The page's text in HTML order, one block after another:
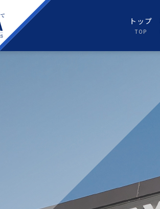
トップ
TOP